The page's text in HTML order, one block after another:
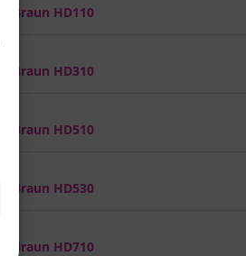
Braun HD110
Braun HD310
Braun HD510
Braun HD530
Braun HD710